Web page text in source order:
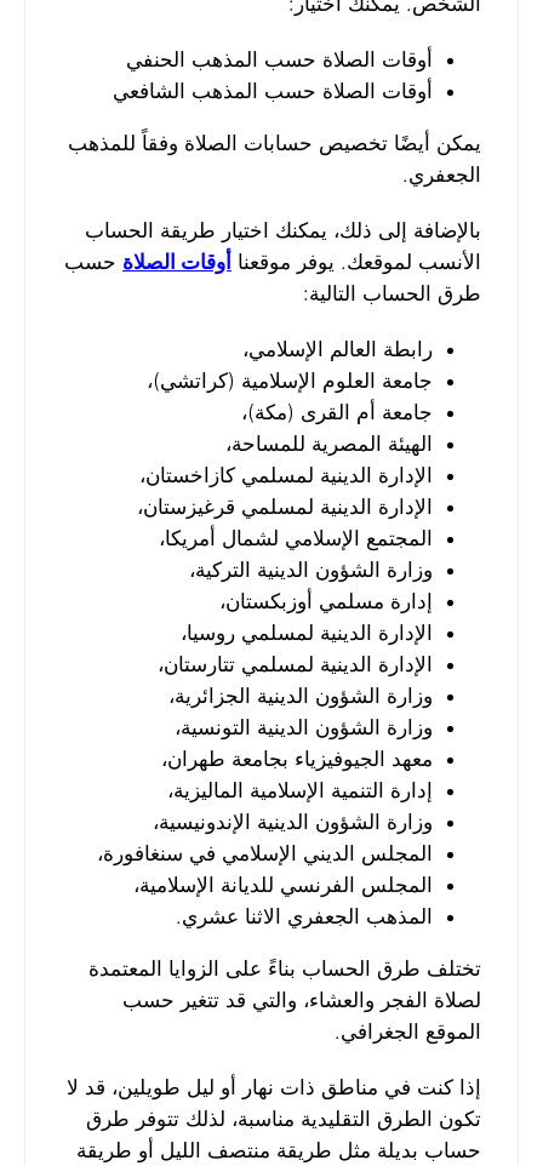
أوقات الصلاة حسب المذهب الحنفي
أوقات الصلاة حسب المذهب الشافعي
يمكن أيضًا تخصيص حسابات الصلاة وفقاً للمذهب
الجعفري.
بالإضافة إلى ذلك، يمكنك اختيار طريقة الحساب
الأنسب لموقعك. يوفر موقعنا أوقات الصلاة حسب
طرق الحساب التالية:
رابطة العالم الإسلامي،
جامعة العلوم الإسلامية (كراتشي)،
جامعة أم القرى (مكة)،
الهيئة المصرية للمساحة،
الإدارة الدينية لمسلمي كازاخستان،
الإدارة الدينية لمسلمي قرغيزستان،
المجتمع الإسلامي لشمال أمريكا،
وزارة الشؤون الدينية التركية،
إدارة مسلمي أوزبكستان،
الإدارة الدينية لمسلمي روسيا،
الإدارة الدينية لمسلمي تتارستان،
وزارة الشؤون الدينية الجزائرية،
وزارة الشؤون الدينية التونسية،
معهد الجيوفيزياء بجامعة طهران،
إدارة التنمية الإسلامية الماليزية،
وزارة الشؤون الدينية الإندونيسية،
المجلس الديني الإسلامي في سنغافورة،
المجلس الفرنسي للديانة الإسلامية،
المذهب الجعفري الاثنا عشري.
تختلف طرق الحساب بناءً على الزوايا المعتمدة
لصلاة الفجر والعشاء، والتي قد تتغير حسب
الموقع الجغرافي.
إذا كنت في مناطق ذات نهار أو ليل طويلين، قد لا
تكون الطرق التقليدية مناسبة، لذلك تتوفر طرق
حساب بديلة مثل طريقة منتصف الليل أو طريقة